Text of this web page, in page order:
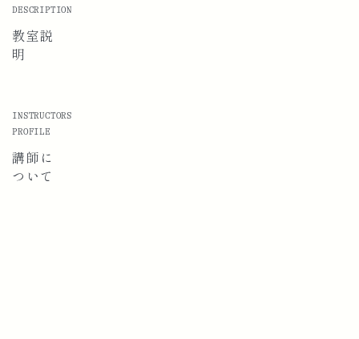
DESCRIPTION
教室説
明
INSTRUCTORS
PROFILE
講師に
ついて